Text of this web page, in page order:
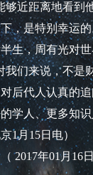
距离地看到
，是特别幸运
生，周有光对
我们来说，不是
后代人认真的
学人、更多知
月15日电）
年01月16日